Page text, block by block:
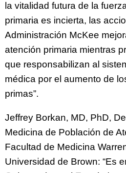
la vitalidad futura de la
primaria es incierta, las
Administración McKee
atención primaria mientras
que responsabilizan al
médica por el aumento de
primas”.
Jeffrey Borkan, MD, PhD,
Medicina de Población de
Facultad de Medicina
Universidad de Brown: “Es